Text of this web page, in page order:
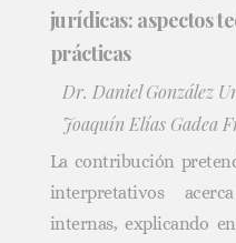
jurídicas: aspectos
prácticas
Dr. Daniel González
Joaquín Elías Gadea
La contribución
interpretativos
internas, explicando